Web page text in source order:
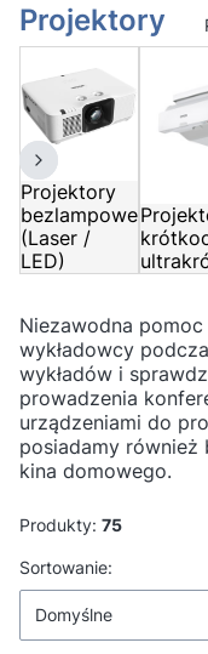
Projektory
Projektory
bezlampowe
(Laser /
LED)
Niezawodna
wykładowcy
wykładów i
prowadzenia
urządzeniami do
posiadamy
kina domowego.
Produkty: 75
Lista produktów
Sortowanie:
Domyślne